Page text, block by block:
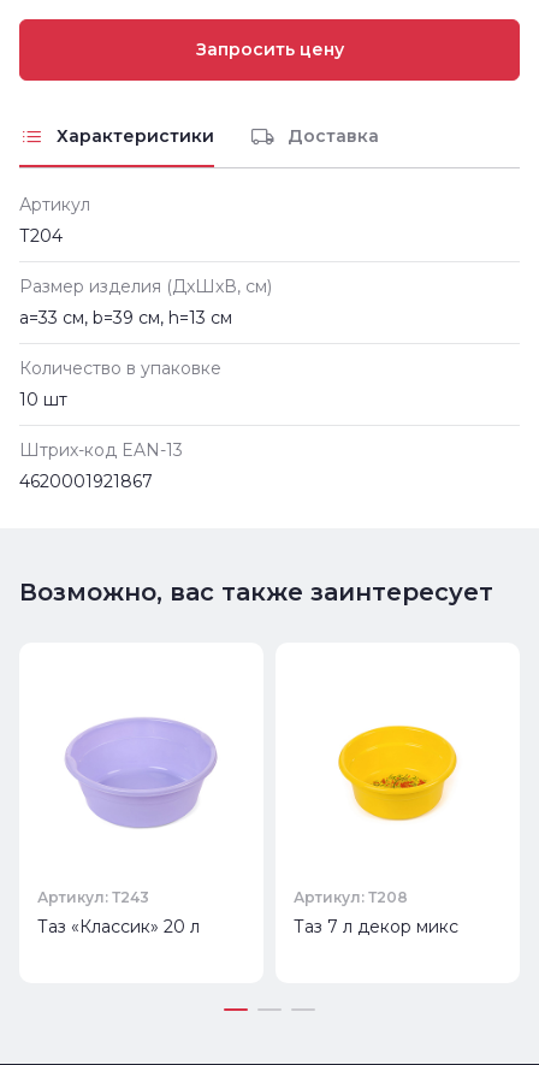
Характеристики Доставка
Артикул
Т204
Размер изделия (ДxШxВ, см)
a=33 см, b=39 см, h=13 см
Количество в упаковке
10 шт
Штрих-код EAN-13
4620001921867
Возможно, вас также заинтересует
Артикул: Т243
Таз «Классик» 20 л
Артикул: Т208
Таз 7 л декор микс